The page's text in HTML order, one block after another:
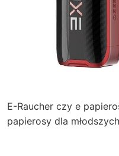
E-Raucher czy e
papierosy dla